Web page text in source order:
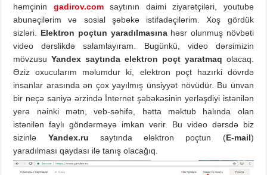
həmçinin gadirov.comsaytının daimi ziyarətçiləri, youtube
abunəçilərim və sosial şəbəkə istifadəçilərim. Xoş gördük
sizləri. Elektron poçtun yaradılmasınahəsr olunmuş növbəti
video dərslikdə salamlayıram. Bugünkü, video dərsimizin
mövzusuYandex saytında elektron poçt yaratmaq olacaq.
Əziz oxucularım məlumdur ki, elektron poçt hazırki dövrdə
insanlar arasında ən çox yayılmış ünsiyyət növüdür. Bu ünvan
bir neçə saniyə ərzində İnternet şəbəkəsinin yerləşdiyi istənilən
yerə nəinki mətn, veb-səhifə, hətta məktub halında olan
istənilən faylı göndərməyə imkan verir. Bu video dərsdə biz
sizinlə Yandex.ru saytında elektron poçtun (E-mail)
yaradılması qaydası ilə tanış olacağıq.